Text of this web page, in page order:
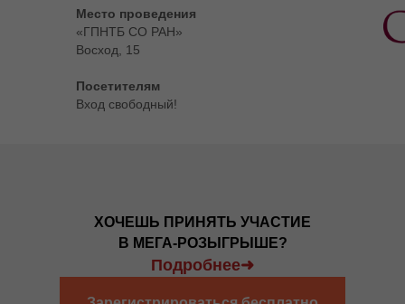
Место проведения
«ГПНТБ СО РАН»
Восход, 15
Посетителям
Вход свободный!
ХОЧЕШЬ ПРИНЯТЬ УЧАСТИЕ
В МЕГА-РОЗЫГРЫШЕ?
Подробнее➜